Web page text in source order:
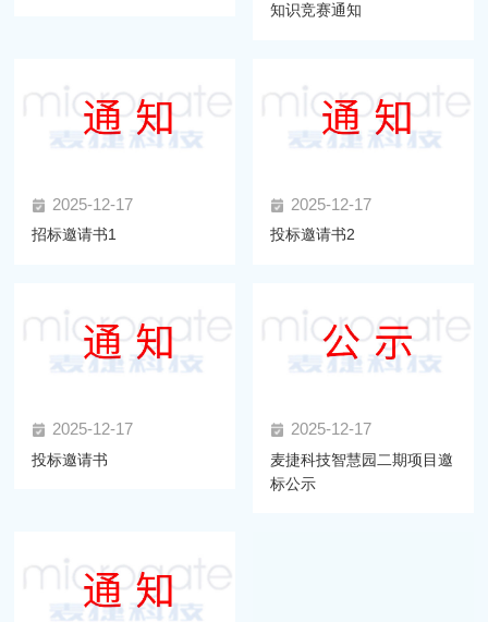
知识竞赛通知
2025-12-17
招标邀请书1
2025-12-17
投标邀请书2
2025-12-17
投标邀请书
2025-12-17
麦捷科技智慧园二期项目邀
标公示